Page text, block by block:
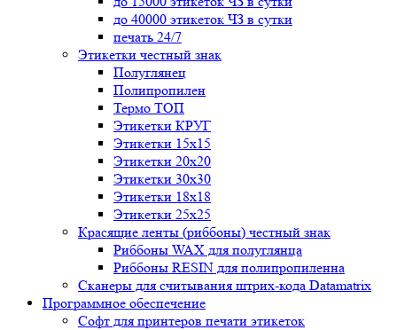
до 40000 этикеток ЧЗ в сутки
печать 24/7
Этикетки честный знак
Полуглянец
Полипропилен
Термо ТОП
Этикетки КРУГ
Этикетки 15х15
Этикетки 20х20
Этикетки 30х30
Этикетки 18х18
Этикетки 25х25
Красящие ленты (риббоны) честный знак
Риббоны WAX для полуглянца
Риббоны RESIN для полипропиленна
Сканеры для считывания штрих-кода Datamatrix
Программное обеспечение
Софт для принтеров печати этикеток